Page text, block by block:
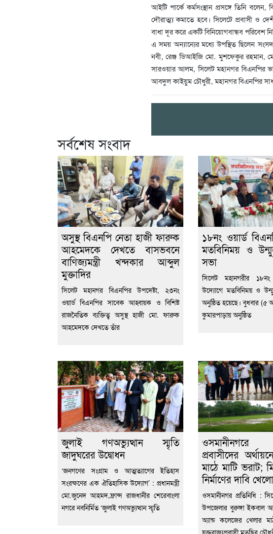
আইটি পার্কে কর্মসংস্থান প্রসঙ্গে তিনি
দৌরাত্ম্য কমাতে হবে। সিলেটে প্রবাসী ও
বাধা দূর করে একটি বিনিয়োগবান্ধব পরিবেশ
এ সময় অন্যান্যের মধ্যে উপস্থিত ছিলেন
নবী, রেঞ্জ ডিআইজি মো. মুশফেকুর রহমান,
সারওয়ার আলম, সিলেট মহানগর বিএনপির
আবদুল কাইয়ুম চৌধুরী, মহানগর বিএনপির
সর্বশেষ সংবাদ
অসুস্থ বিএনপি নেতা হাজী ফারুক
আহমেদকে দেখতে বাসভবনে
বাণিজ্যমন্ত্রী খন্দকার আব্দুল
মুক্তাদির
সিলেট মহানগর বিএনপির উপদেষ্টা, ২৩নং
ওয়ার্ড বিএনপির সাবেক আহ্বায়ক ও বিশিষ্ট
রাজনৈতিক ব্যক্তিত্ব অসুস্থ হাজী মো. ফারুক
আহমেদকে দেখতে তাঁর
১৮নং ওয়ার্ড
মতবিনিময় ও
সভা
সিলেট মহানগরীর
উদ্যোগে মতবিনিময় ও
অনুষ্ঠিত হয়েছে। বুধবার (৫
কুমারপাড়ায় অনুষ্ঠিত
জুলাই গণঅভ্যুত্থান স্মৃতি
জাদুঘরের উদ্বোধন
‘জনগণের সংগ্রাম ও আত্মত্যাগের ইতিহাস
সংরক্ষণের এক ঐতিহাসিক উদ্যোগ’ : প্রধানমন্ত্রী
মো.জুনেদ আহমদ,ফ্রান্স রাজধানীর শেরেবাংলা
নগরে নবনির্মিত ‘জুলাই গণঅভ্যুত্থান স্মৃতি
ওসমানীনগরে
প্রবাসীদের
মাঠে মাটি ভরাট;
নির্মাণের দাবি
ওসমানীনগর প্রতিনিধি :
উপজেলার বুরুঙ্গা ইকবাল
অ্যান্ড কলেজের খেলার
যুক্তরাজ্যপ্রবাসী মতছির